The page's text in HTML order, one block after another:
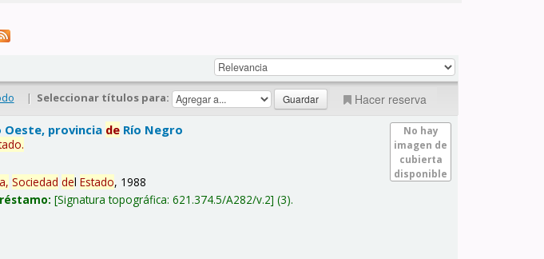
| Seleccionar títulos para: Hacer reserva
No hay
imagen de
cubierta
disponible
provincia de Río Negro
.
Sociedad delEstado, 1988
Signatura topográfica:621.374.5/A282/v.2 (3).